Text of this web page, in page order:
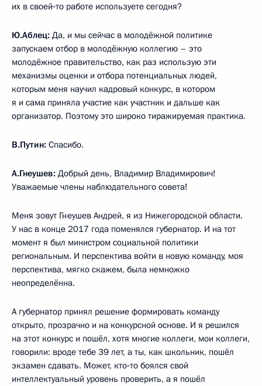
их в своей‑то работе используете сегодня?
Ю.Аблец: Да, и мы сейчас в молодёжной политике
запускаем отбор в молодёжную коллегию – это
молодёжное правительство, как раз использую эти
механизмы оценки и отбора потенциальных людей,
которым меня научил кадровый конкурс, в котором
я и сама приняла участие как участник и дальше как
организатор. Поэтому это широко тиражируемая практика.
В.Путин: Спасибо.
А.Гнеушев: Добрый день, Владимир Владимирович!
Уважаемые члены наблюдательного совета!
Меня зовут Гнеушев Андрей, я из Нижегородской области.
У нас в конце 2017 года поменялся губернатор. И на тот
момент я был министром социальной политики
региональным. И перспектива войти в новую команду, моя
перспектива, мягко скажем, была немножко
неопределённа.
А губернатор принял решение формировать команду
открыто, прозрачно и на конкурсной основе. И я решился
на этот конкурс и пошёл, хотя многие коллеги, мои коллеги,
говорили: вроде тебе 39 лет, а ты, как школьник, пошёл
экзамен сдавать. Может, кто‑то боялся свой
интеллектуальный уровень проверить, а я пошёл